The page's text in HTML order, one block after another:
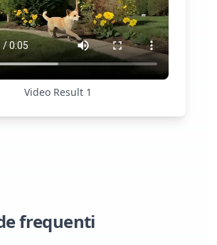
Video Result 1
frequenti